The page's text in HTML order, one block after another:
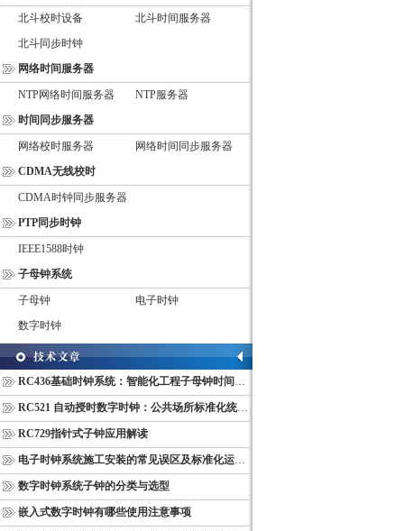
北斗校时设备
北斗时间服务器
北斗同步时钟
网络时间服务器
NTP网络时间服务器
NTP服务器
时间同步服务器
网络校时服务器
网络时间同步服务器
CDMA无线校时
CDMA时钟同步服务器
PTP同步时钟
IEEE1588时钟
子母钟系统
子母钟
电子时钟
数字时钟
RC436基础时钟系统：智能化工程子母钟时间同步配套设备
RC521 自动授时数字时钟：公共场所标准化统一计时终端
RC729指针式子钟应用解读
电子时钟系统施工安装的常见误区及标准化运维管理规范
数字时钟系统子钟的分类与选型
嵌入式数字时钟有哪些使用注意事项